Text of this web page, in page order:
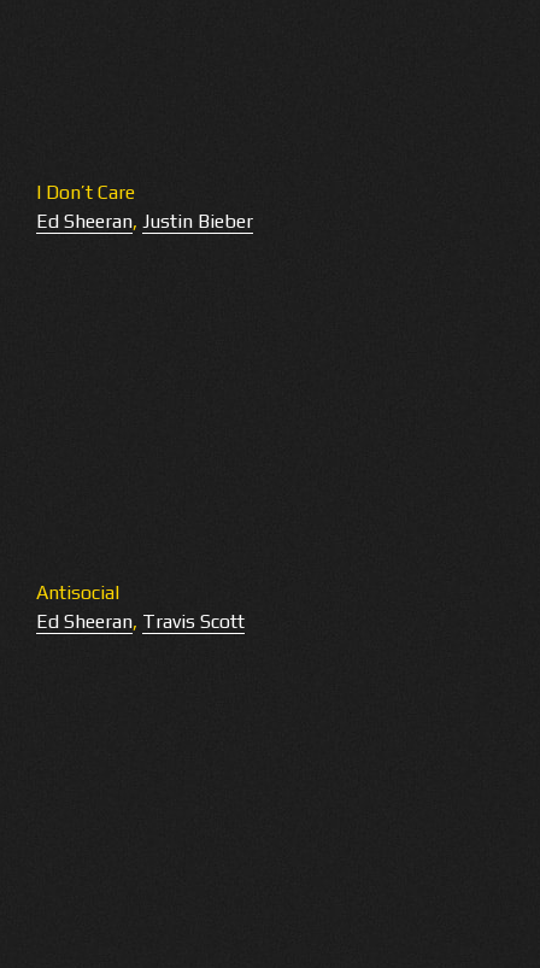
I Don’t Care
Ed Sheeran, Justin Bieber
Antisocial
Ed Sheeran, Travis Scott